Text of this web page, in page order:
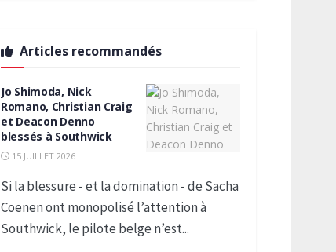
Articles recommandés
Jo Shimoda, Nick
Romano, Christian Craig
et Deacon Denno
blessés à Southwick
15 JUILLET 2026
Si la blessure - et la domination - de Sacha
Coenen ont monopolisé l’attention à
Southwick, le pilote belge n’est...